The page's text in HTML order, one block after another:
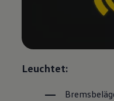
Leuchtet: